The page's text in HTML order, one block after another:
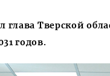
глава Тверской
годов.